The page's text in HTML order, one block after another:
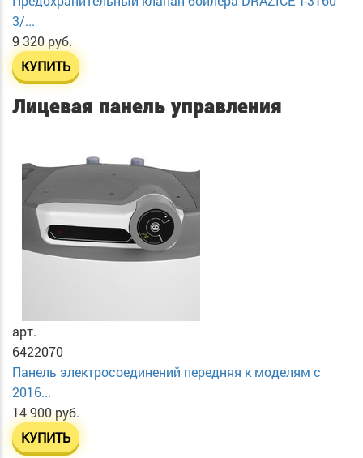
3/...
9 320 руб.
КУПИТЬ
Лицевая панель управления
арт.
6422070
Панель электросоединений передняя к моделям с
2016...
14 900 руб.
КУПИТЬ